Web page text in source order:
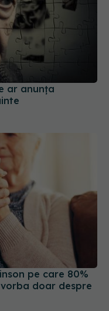
ar anunța
pe care 80%
doar despre